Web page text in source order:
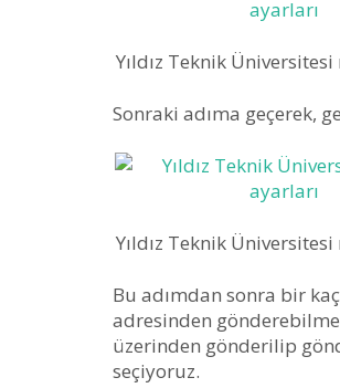
Yıldız Teknik
Sonraki adıma geçerek,
Yıldız Teknik
Bu adımdan sonra bir
adresinden
üzerinden gönderilip
seçiyoruz.